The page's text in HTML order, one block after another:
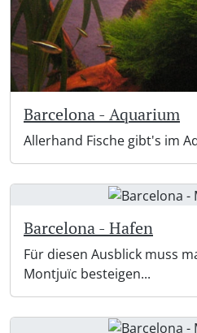
Barcelona - Aquarium
Allerhand Fische gibt's im
Barcelona - Hafen
Für diesen Ausblick muss
Montjuïc besteigen...